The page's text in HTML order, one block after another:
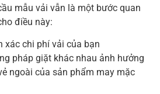
mẫu vải vẫn là một bước quan
điều này:
xác chi phí vải của bạn
pháp giặt khác nhau ảnh hưởng
ngoài của sản phẩm may mặc